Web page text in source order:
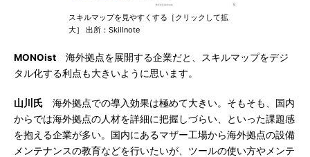
スキルマップを見やすくする［クリックして拡
大］ 出所：Skillnote
MONOist 海外拠点を展開する企業だと、スキルマップをデジ
タル化する利点も大きいように思います。
山川氏 海外拠点での導入効果は極めて大きい。そもそも、国内
からでは海外拠点の人材を詳細に把握しづらい、といった課題感
を抱える企業が多い。国内にあるマザー工場から海外拠点の設備
メンテナンスの教育などを行いたいが、ツールの使い方やメンテ